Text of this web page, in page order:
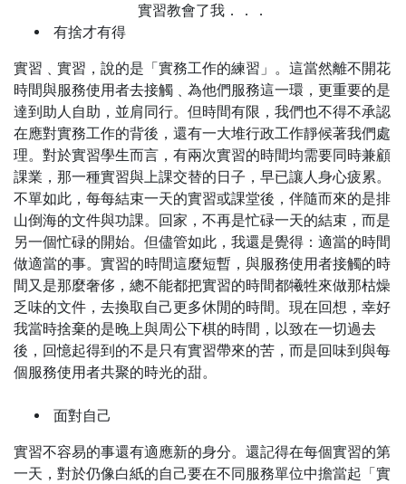
實習教會了我．．．
有捨才有得
實習﹑實習，說的是「實務工作的練習」。這當然離不開花
時間與服務使用者去接觸﹑為他們服務這一環，更重要的是
達到助人自助，並肩同行。但時間有限，我們也不得不承認
在應對實務工作的背後，還有一大堆行政工作靜候著我們處
理。對於實習學生而言，有兩次實習的時間均需要同時兼顧
課業，那一種實習與上課交替的日子，早已讓人身心疲累。
不單如此，每每結束一天的實習或課堂後，伴隨而來的是排
山倒海的文件與功課。回家，不再是忙碌一天的結束，而是
另一個忙碌的開始。但儘管如此，我還是覺得：適當的時間
做適當的事。實習的時間這麼短暫，與服務使用者接觸的時
間又是那麼奢侈，總不能都把實習的時間都犧牲來做那枯燥
乏味的文件，去換取自己更多休閒的時間。現在回想，幸好
我當時捨棄的是晚上與周公下棋的時間，以致在一切過去
後，回憶起得到的不是只有實習帶來的苦，而是回味到與每
個服務使用者共聚的時光的甜。
面對自己
實習不容易的事還有適應新的身分。還記得在每個實習的第
一天，對於仍像白紙的自己要在不同服務單位中擔當起「實